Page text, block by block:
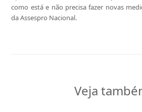
como está e não precisa fazer novas
da Assespro Nacional.
Veja